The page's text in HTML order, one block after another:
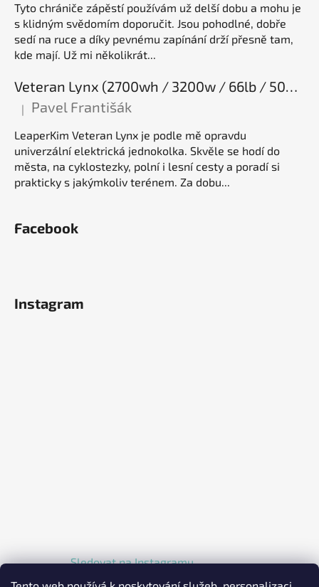
Tyto chrániče zápěstí používám už delší dobu a mohu je
s klidným svědomím doporučit. Jsou pohodlné, dobře
sedí na ruce a díky pevnému zapínání drží přesně tam,
kde mají. Už mi několikrát...
Veteran Lynx (2700wh / 3200w / 66lb / 50E), elektrická jednokolka
Hodnocení produktu je 5 z 5 hvězdiček.
| Pavel Františák
LeaperKim Veteran Lynx je podle mě opravdu
univerzální elektrická jednokolka. Skvěle se hodí do
města, na cyklostezky, polní i lesní cesty a poradí si
prakticky s jakýmkoliv terénem. Za dobu...
Facebook
Instagram
Sledovat na Instagramu